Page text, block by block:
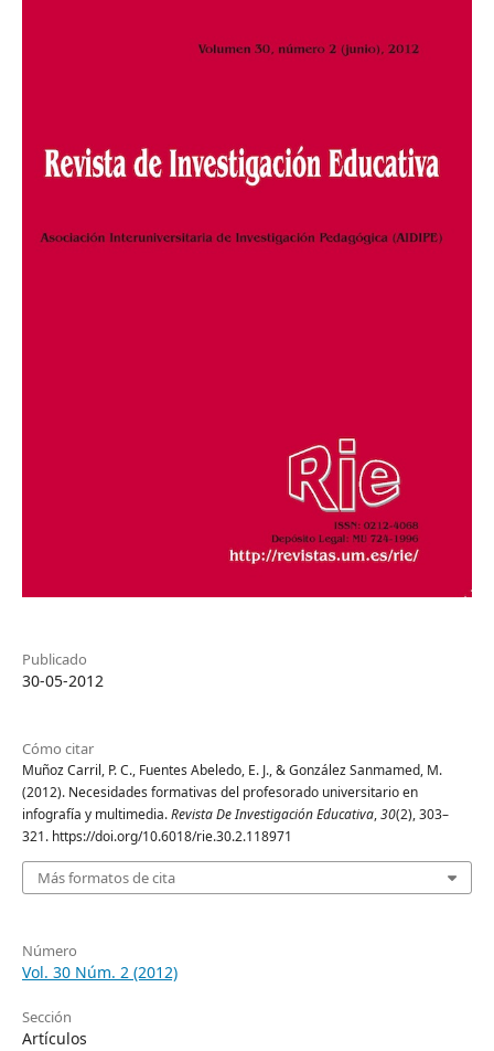
Publicado
30-05-2012
Cómo citar
Muñoz Carril, P. C., Fuentes Abeledo, E. J., & González Sanmamed, M.
(2012). Necesidades formativas del profesorado universitario en
infografía y multimedia.Revista De Investigación Educativa,30(2), 303–
321. https://doi.org/10.6018/rie.30.2.118971
Más formatos de cita
Número
Vol. 30 Núm. 2 (2012)
Sección
Artículos